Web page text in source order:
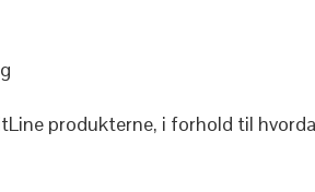
produkterne, i forhold til